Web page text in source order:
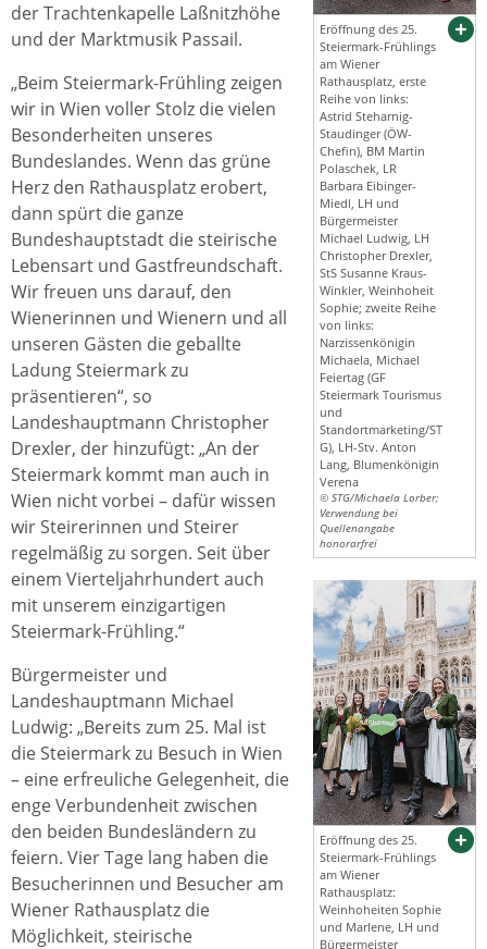
Eröffnung des 25.
Steiermark-Frühlings
am Wiener
Rathausplatz, erste
Reihe von links:
Astrid Steharnig-
Staudinger (ÖW-
Chefin), BM Martin
Polaschek, LR
Barbara Eibinger-
Miedl, LH und
Bürgermeister
Michael Ludwig, LH
Christopher Drexler,
StS Susanne Kraus-
Winkler, Weinhoheit
Sophie; zweite Reihe
von links:
Narzissenkönigin
Michaela, Michael
Feiertag (GF
Steiermark Tourismus
und
Standortmarketing/ST
G), LH-Stv. Anton
Lang, Blumenkönigin
Verena
© STG/Michaela Lorber;
Verwendung bei
Quellenangabe
honorarfrei
Eröffnung des 25.
Steiermark-Frühlings
am Wiener
Rathausplatz:
Weinhoheiten Sophie
und Marlene, LH und
Bürgermeister
der Trachtenkapelle Laßnitzhöhe
und der Marktmusik Passail.
„Beim Steiermark-Frühling zeigen
wir in Wien voller Stolz die vielen
Besonderheiten unseres
Bundeslandes. Wenn das grüne
Herz den Rathausplatz erobert,
dann spürt die ganze
Bundeshauptstadt die steirische
Lebensart und Gastfreundschaft.
Wir freuen uns darauf, den
Wienerinnen und Wienern und all
unseren Gästen die geballte
Ladung Steiermark zu
präsentieren“, so
Landeshauptmann Christopher
Drexler, der hinzufügt: „An der
Steiermark kommt man auch in
Wien nicht vorbei – dafür wissen
wir Steirerinnen und Steirer
regelmäßig zu sorgen. Seit über
einem Vierteljahrhundert auch
mit unserem einzigartigen
Steiermark-Frühling.“
Bürgermeister und
Landeshauptmann Michael
Ludwig: „Bereits zum 25. Mal ist
die Steiermark zu Besuch in Wien
– eine erfreuliche Gelegenheit, die
enge Verbundenheit zwischen
den beiden Bundesländern zu
feiern. Vier Tage lang haben die
Besucherinnen und Besucher am
Wiener Rathausplatz die
Möglichkeit, steirische